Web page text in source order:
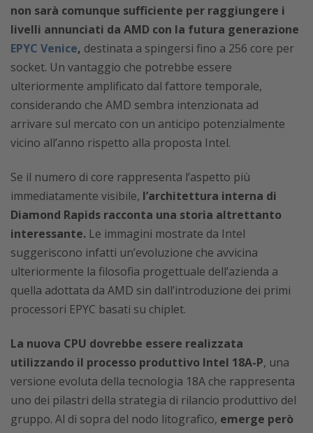
non sarà comunque sufficiente per raggiungere i
livelli annunciati da AMD con la futura generazione
EPYC Venice, destinata a spingersi fino a 256 core per
socket. Un vantaggio che potrebbe essere
ulteriormente amplificato dal fattore temporale,
considerando che AMD sembra intenzionata ad
arrivare sul mercato con un anticipo potenzialmente
vicino all’anno rispetto alla proposta Intel.
Se il numero di core rappresenta l’aspetto più
immediatamente visibile, l’architettura interna di
Diamond Rapids racconta una storia altrettanto
interessante. Le immagini mostrate da Intel
suggeriscono infatti un’evoluzione che avvicina
ulteriormente la filosofia progettuale dell’azienda a
quella adottata da AMD sin dall’introduzione dei primi
processori EPYC basati su chiplet.
La nuova CPU dovrebbe essere realizzata
utilizzando il processo produttivo Intel 18A-P, una
versione evoluta della tecnologia 18A che rappresenta
uno dei pilastri della strategia di rilancio produttivo del
gruppo. Al di sopra del nodo litografico, emerge però